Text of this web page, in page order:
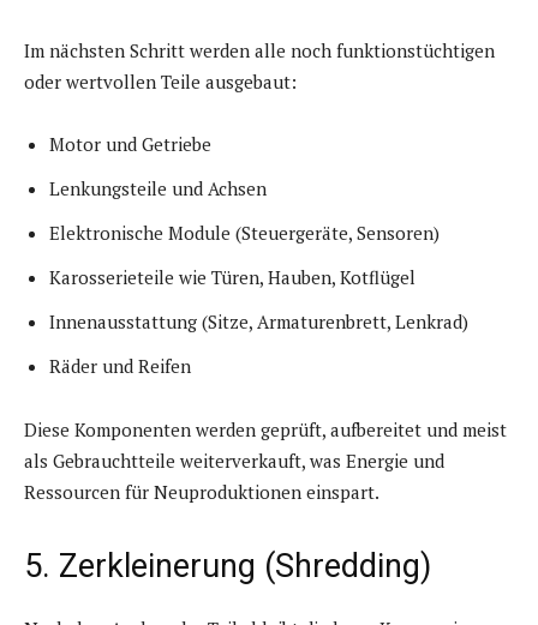
Im nächsten Schritt werden alle noch funktionstüchtigen
oder wertvollen Teile ausgebaut:
Motor und Getriebe
Lenkungsteile und Achsen
Elektronische Module (Steuergeräte, Sensoren)
Karosserieteile wie Türen, Hauben, Kotflügel
Innenausstattung (Sitze, Armaturenbrett, Lenkrad)
Räder und Reifen
Diese Komponenten werden geprüft, aufbereitet und meist
als Gebrauchtteile weiterverkauft, was Energie und
Ressourcen für Neuproduktionen einspart.
5. Zerkleinerung (Shredding)